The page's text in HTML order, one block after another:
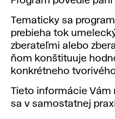
Tematicky sa
prebieha tok
zberateľmi alebo
ňom konštituuje
konkrétneho
Tieto informácie
sa v samostatnej